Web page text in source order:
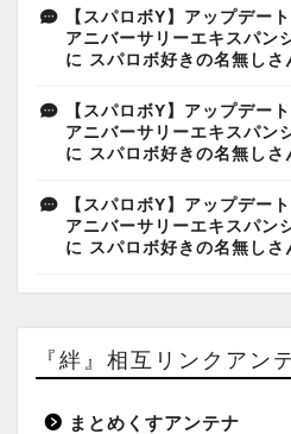
【スパロボY】アップデー
アニバーサリーエキスパン
に スパロボ好きの名無しさ
【スパロボY】アップデー
アニバーサリーエキスパン
に スパロボ好きの名無しさ
【スパロボY】アップデー
アニバーサリーエキスパン
に スパロボ好きの名無しさ
『絆』相互リンクアン
まとめくすアンテナ